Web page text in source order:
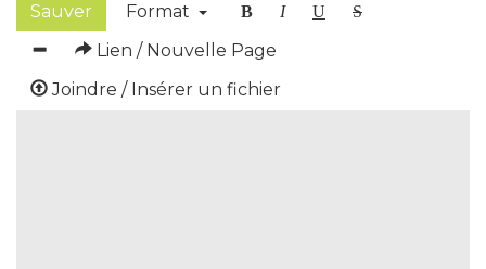
Sauver Format B I U S
Lien / Nouvelle Page
Joindre / Insérer un fichier